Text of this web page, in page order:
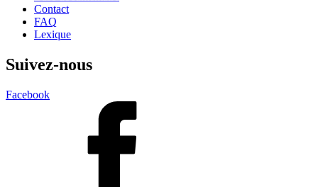
Contact
FAQ
Lexique
Suivez-nous
Facebook